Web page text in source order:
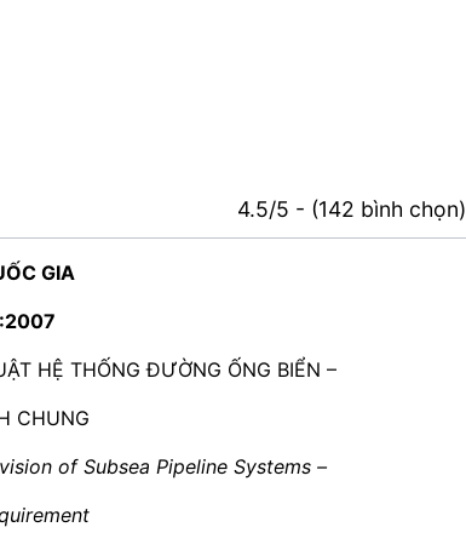
4.5/5 - (142 bình chọn)
GIA
HỆ THỐNG ĐƯỜNG ỐNG BIỂN –
CHUNG
of Subsea Pipeline Systems –